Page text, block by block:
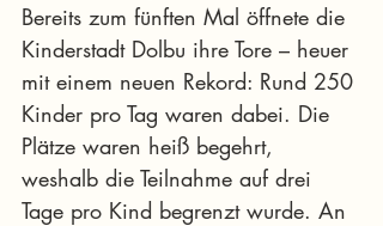
Bereits zum fünften Mal öffnete die
Kinderstadt Dolbu ihre Tore – heuer
mit einem neuen Rekord: Rund 250
Kinder pro Tag waren dabei. Die
Plätze waren heiß begehrt,
weshalb die Teilnahme auf drei
Tage pro Kind begrenzt wurde. An